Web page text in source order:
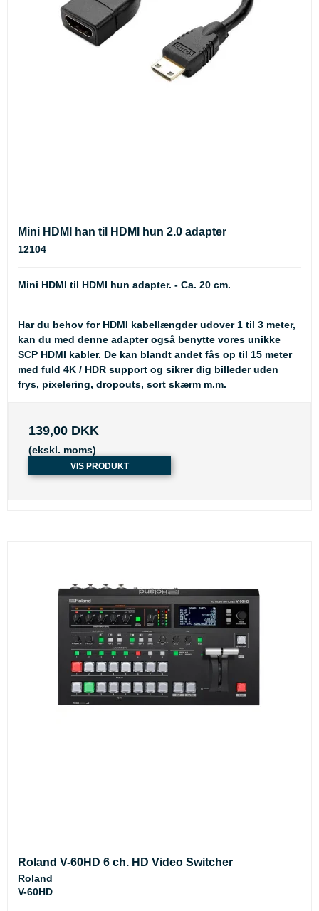
Mini HDMI han til HDMI hun 2.0 adapter
12104
Mini HDMI til HDMI hun adapter. - Ca. 20 cm.
Har du behov for HDMI kabellængder udover 1 til 3 meter,
kan du med denne adapter også benytte vores unikke
SCP HDMI kabler. De kan blandt andet fås op til 15 meter
med fuld 4K / HDR support og sikrer dig billeder uden
frys, pixelering, dropouts, sort skærm m.m.
139,00 DKK
(ekskl. moms)
VIS PRODUKT
Roland V-60HD 6 ch. HD Video Switcher
Roland
V-60HD